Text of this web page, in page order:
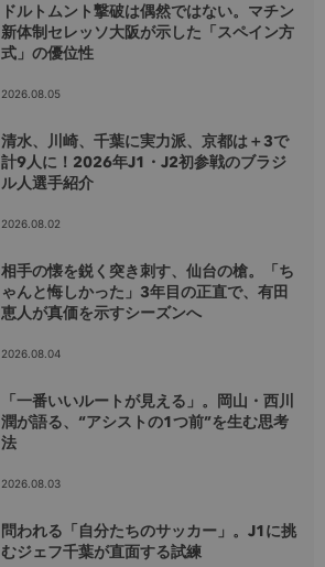
ドルトムント撃破は偶然ではない。マチン
新体制セレッソ大阪が示した「スペイン方
式」の優位性
2026.08.05
清水、川崎、千葉に実力派、京都は＋3で
計9人に！2026年J1・J2初参戦のブラジ
ル人選手紹介
2026.08.02
相手の懐を鋭く突き刺す、仙台の槍。「ち
ゃんと悔しかった」3年目の正直で、有田
恵人が真価を示すシーズンへ
2026.08.04
「一番いいルートが見える」。岡山・西川
潤が語る、“アシストの1つ前”を生む思考
法
2026.08.03
問われる「自分たちのサッカー」。J1に挑
むジェフ千葉が直面する試練